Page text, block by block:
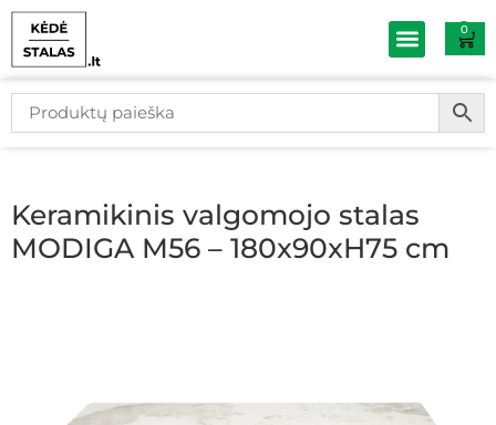
0
Keramikinis valgomojo stalas
MODIGA M56 – 180x90xH75 cm